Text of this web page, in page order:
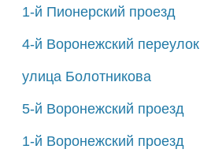
1-й Пионерский проезд
4-й Воронежский переулок
улица Болотникова
5-й Воронежский проезд
1-й Воронежский проезд